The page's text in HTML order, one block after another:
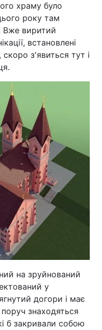
храму було
року там
Вже виритий
встановлені
скоро з'явиться тут і
на зруйнований
у
догори і має
знаходяться
б закривали собою